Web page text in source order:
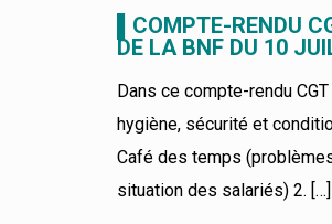
▌COMPTE-RENDU
DE LA BNF DU 10
Dans ce compte-rendu
hygiène, sécurité et
Café des temps
situation des salariés) 2. […]